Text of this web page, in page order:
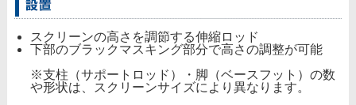
スクリーンの高さを調節する伸縮ロッド
下部のブラックマスキング部分で高さの調整が可能
※支柱（サポートロッド）・脚（ベースフット）の数
や形状は、スクリーンサイズにより異なります。